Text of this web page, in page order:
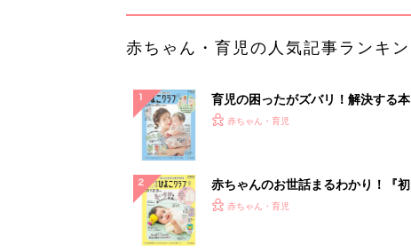
0％OFF以上が続々登場！Amazonの
本気が...
PR（Amazon）
ランキングをもっと見る